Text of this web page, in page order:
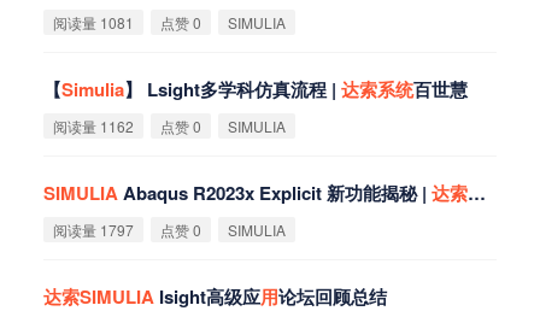
阅读量 1081 点赞 0 SIMULIA
【Simulia】 Lsight多学科仿真流程 | 达索系统百世慧
阅读量 1162 点赞 0 SIMULIA
SIMULIAAbaqus R2023x Explicit 新功能揭秘 | 达索系
阅读量 1797 点赞 0 SIMULIA
达索SIMULIA Isight高级应用论坛回顾总结